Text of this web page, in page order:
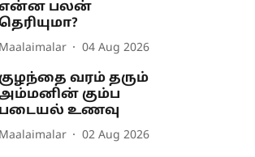
பலன்
Maalaimalar 04 Aug 2026
வரம் தரும்
கும்ப
படையல் உணவு
Maalaimalar 02 Aug 2026